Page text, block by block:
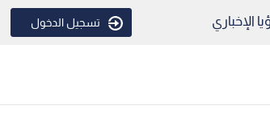
الإخباري تسجيل الدخول